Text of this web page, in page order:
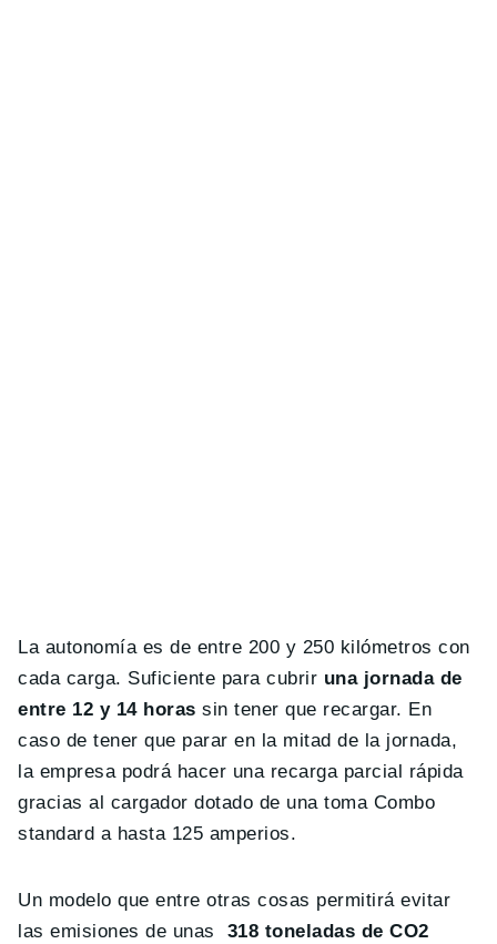
La autonomía es de entre 200 y 250 kilómetros con
cada carga. Suficiente para cubrir una jornada de
entre 12 y 14 horas sin tener que recargar. En
caso de tener que parar en la mitad de la jornada,
la empresa podrá hacer una recarga parcial rápida
gracias al cargador dotado de una toma Combo
standard a hasta 125 amperios.
Un modelo que entre otras cosas permitirá evitar
las emisiones de unas 318 toneladas de CO2